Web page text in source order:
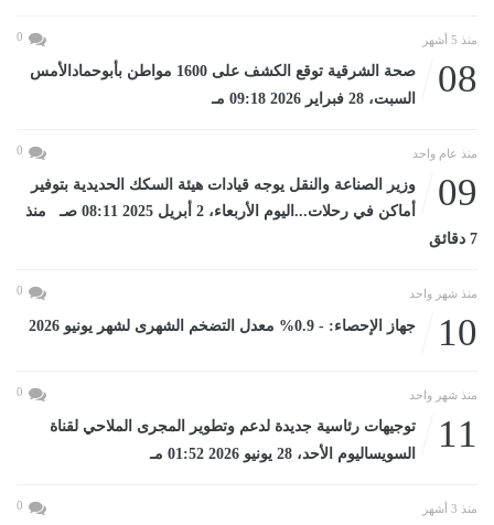
منذ 5 أشهر 0
08
صحة الشرقية توقع الكشف على 1600 مواطن بأبوحمادالأمس
السبت، 28 فبراير 2026 09:18 مـ
منذ عام واحد 0
09
وزير الصناعة والنقل يوجه قيادات هيئة السكك الحديدية بتوفير
أماكن في رحلات...اليوم الأربعاء، 2 أبريل 2025 08:11 صـ منذ
7 دقائق
منذ شهر واحد 0
10 جهاز الإحصاء: - 0.9% معدل التضخم الشهرى لشهر يونيو 2026
منذ شهر واحد 0
11
توجيهات رئاسية جديدة لدعم وتطوير المجرى الملاحي لقناة
السويساليوم الأحد، 28 يونيو 2026 01:52 مـ
منذ 3 أشهر 0